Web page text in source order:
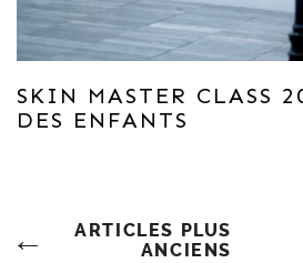
SKIN MASTER CLASS
DES ENFANTS
Navigation
ARTICLES PLUS
ANCIENS